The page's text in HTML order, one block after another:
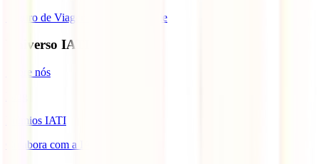
Seguro de Viagem para Cabo Verde
Universo IATI
Sobre nós
Prémios IATI
Colabora com a IATI